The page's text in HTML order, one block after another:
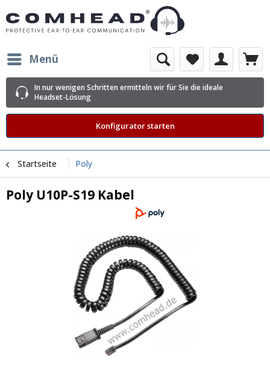
Menü
In nur wenigen Schritten ermitteln wir für Sie die ideale
Headset-Lösung
Konfigurator starten
Startseite Poly
Poly U10P-S19 Kabel